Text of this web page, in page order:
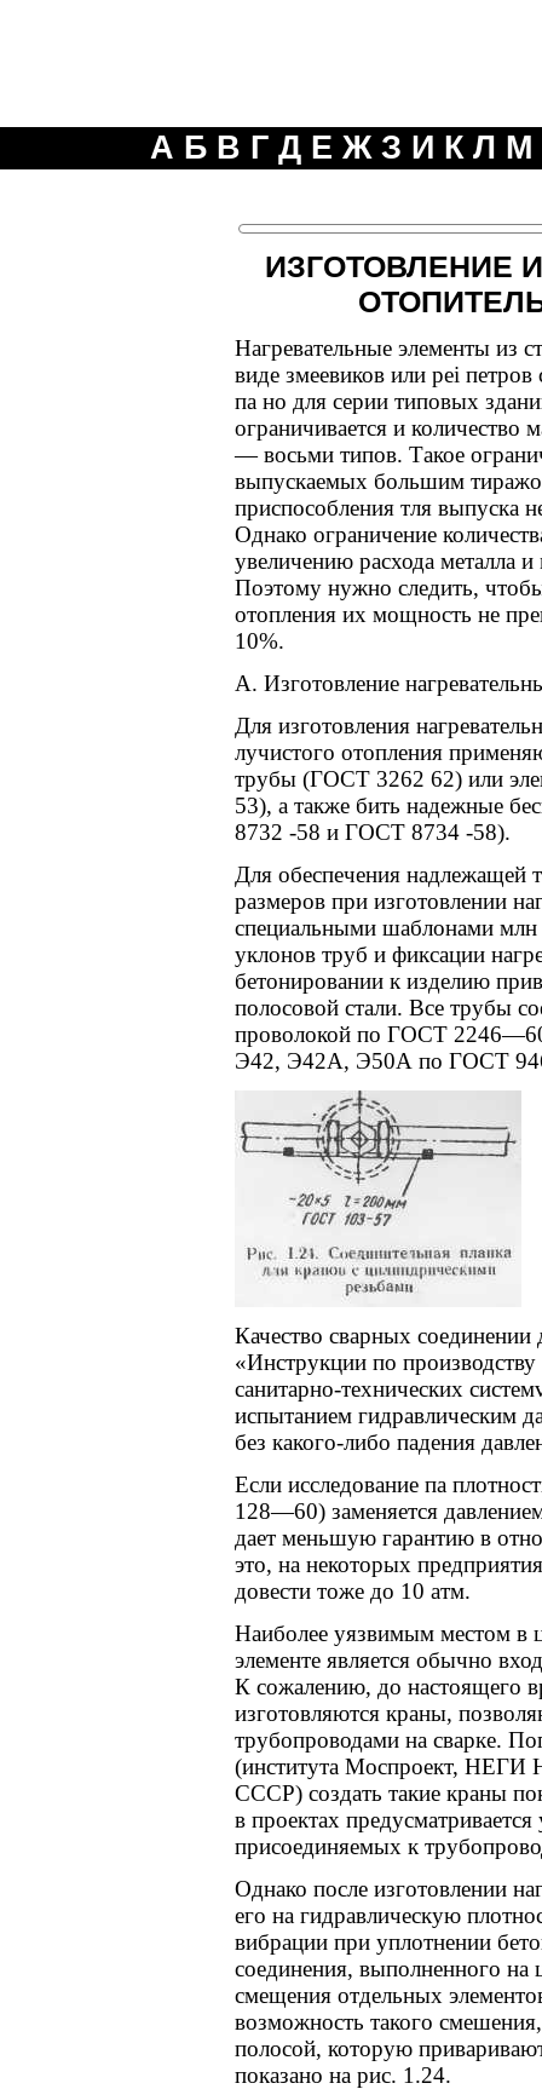
А Б В Г Д Е Ж З И К Л М
ИЗГОТОВЛЕНИЕ
Нагревательные элементы из
виде змеевиков или pei
па но для серии типовых
ограничивается и количество
— восьми типов. Такое
выпускаемых большим
приспособления тля выпуска
Однако ограничение
увеличению расхода металла
Поэтому нужно следить,
отопления их мощность не
10%.
А. Изготовление
Для изготовления
лучистого отопления
трубы (ГОСТ 3262 62) или
53), а также бить надежные
8732 -58 и ГОСТ 8734 -58).
Для обеспечения надлежащей
размеров при изготовлении
специальными шаблонами
уклонов труб и фиксации
бетонировании к изделию
полосовой стали. Все трубы
проволокой по ГОСТ
Э42, Э42А, Э50А по ГОСТ
Качество сварных соединении
«Инструкции по
санитарно-технических
испытанием гидравлическим
без какого-либо падения
Если исследование па
128—60) заменяется
дает меньшую гарантию в
это, на некоторых
довести тоже до 10 атм.
Наиболее уязвимым местом в
элементе является обычно
К сожалению, до настоящего
изготовляются краны,
трубопроводами на сварке.
(института Моспроект,
СССР) создать такие краны
в проектах
присоединяемых к
Однако после изготовлении
его на гидравлическую
вибрации при уплотнении
соединения, выполненного на
смещения отдельных
возможность такого
полосой, которую
показано на рис. 1.24.